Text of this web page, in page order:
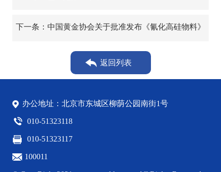
下一条：中国黄金协会关于批准发布《氰化高硅物料》
返回列表
办公地址：北京市东城区柳荫公园南街1号
010-51323118
010-51323117
100011